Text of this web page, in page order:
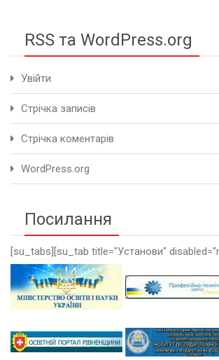
RSS та WordPress.org
Увійти
Стрічка записів
Стрічка коментарів
WordPress.org
Посилання
[su_tabs][su_tab title="Установи"